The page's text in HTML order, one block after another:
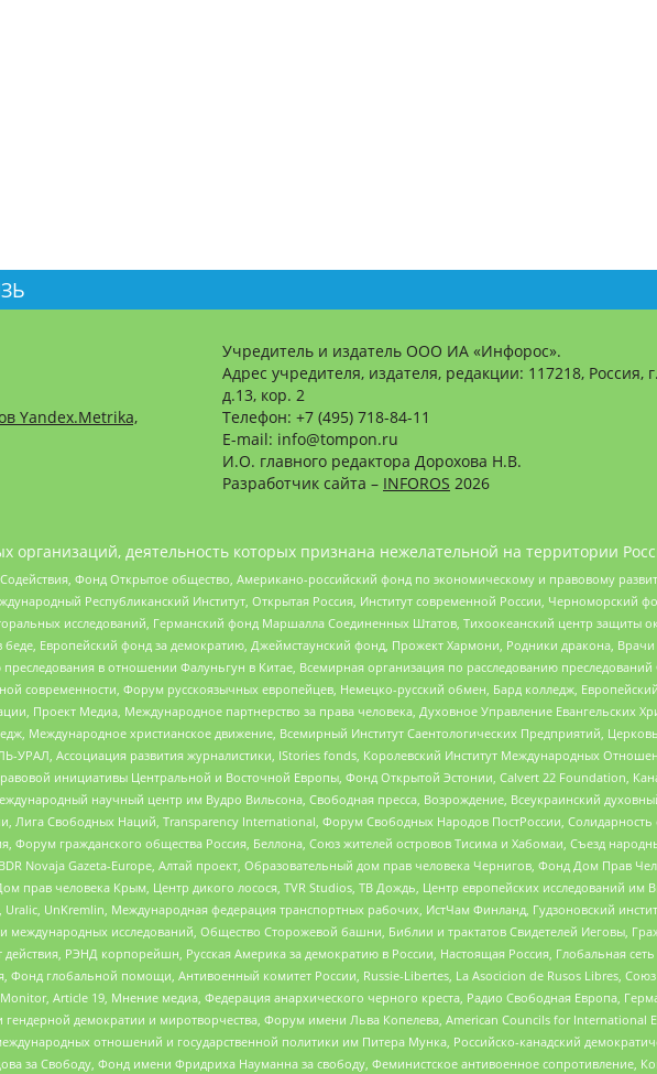
Yandex.Metrika,
Учредитель и издатель ООО ИА «Инфорос».
Адрес учредителя, издателя, редакции: 117218, Россия,
д.13, кор. 2
Телефон: +7 (495) 718-84-11
E-mail: info@tompon.ru
И.О. главного редактора Дорохова Н.В.
Разработчик сайта – INFOROS 2026
деятельность которых признана нежелательной на территории
Фонд Открытое общество, Американо-российский фонд по экономическому и правовому
Республиканский Институт, Открытая Россия, Институт современной России, Черноморский
исследований, Германский фонд Маршалла Соединенных Штатов, Тихоокеанский центр защиты
Европейский фонд за демократию, Джеймстаунский фонд, Прожект Хармони, Родники дракона, Врачи
в отношении Фалуньгун в Китае, Всемирная организация по расследованию
современности, Форум русскоязычных европейцев, Немецко-русский обмен, Бард колледж,
Проект Медиа, Международное партнерство за права человека, Духовное Управление Евангельских
Международное христианское движение, Всемирный Институт Саентологических Предприятий,
Ассоциация развития журналистики, IStories fonds, Королевский Институт Международных
инициативы Центральной и Восточной Европы, Фонд Открытой Эстонии, Calvert 22 Foundation,
научный центр им Вудро Вильсона, Свободная пресса, Возрождение, Всеукраинский
Свободных Наций, Transparеncy International, Форум Свободных Народов ПостРоссии, Солидарность
Форум гражданского общества Россия, Беллона, Союз жителей островов Тисима и Хабомаи, Съезд
Novaja Gazeta-Europe, Алтай проект, Образовательный дом прав человека Чернигов, Фонд Дом Прав
прав человека Крым, Центр дикого лосося, TVR Studios, ТВ Дождь, Центр европейских исследований им
UnKremlin, Международная федерация транспортных рабочих, ИстЧам Финланд, Гудзоновский
международных исследований, Общество Сторожевой башни, Библии и трактатов Свидетелей Иеговы,
РЭНД корпорейшн, Русская Америка за демократию в России, Настоящая Россия, Глобальная
глобальной помощи, Антивоенный комитет России, Russie-Libertes, La Asocicion de Rusos Libres,
Article 19, Мнение медиа, Федерация анархического черного креста, Радио Свободная Европа,
демократии и миротворчества, Форум имени Льва Копелева, American Councils for International
отношений и государственной политики им Питера Мунка, Российско-канадский
за Свободу, Фонд имени Фридриха Науманна за свободу, Феминистское антивоенное сопротивление,